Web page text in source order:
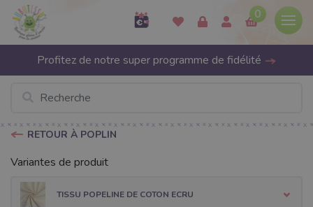
0
Profitez de notre super programme de fidélité
RETOUR À POPLIN
Variantes de produit
TISSU POPELINE DE COTON ECRU